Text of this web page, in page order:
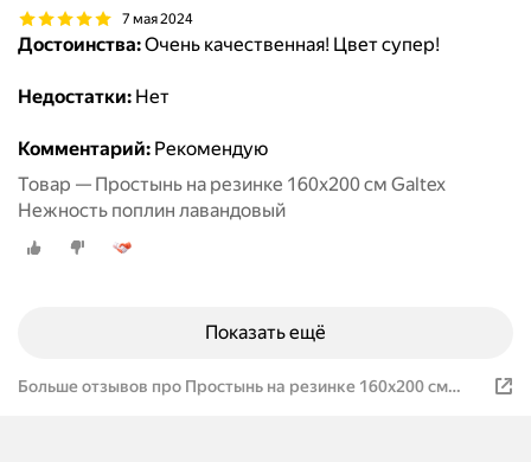
7 мая 2024
Достоинства:Очень качественная! Цвет супер!
Недостатки: Нет
Комментарий: Рекомендую
Товар — Простынь на резинке 160х200 см Galtex
Нежность поплин лавандовый
Показать ещё
Больше отзывов про Простынь на резинке 160х200 см